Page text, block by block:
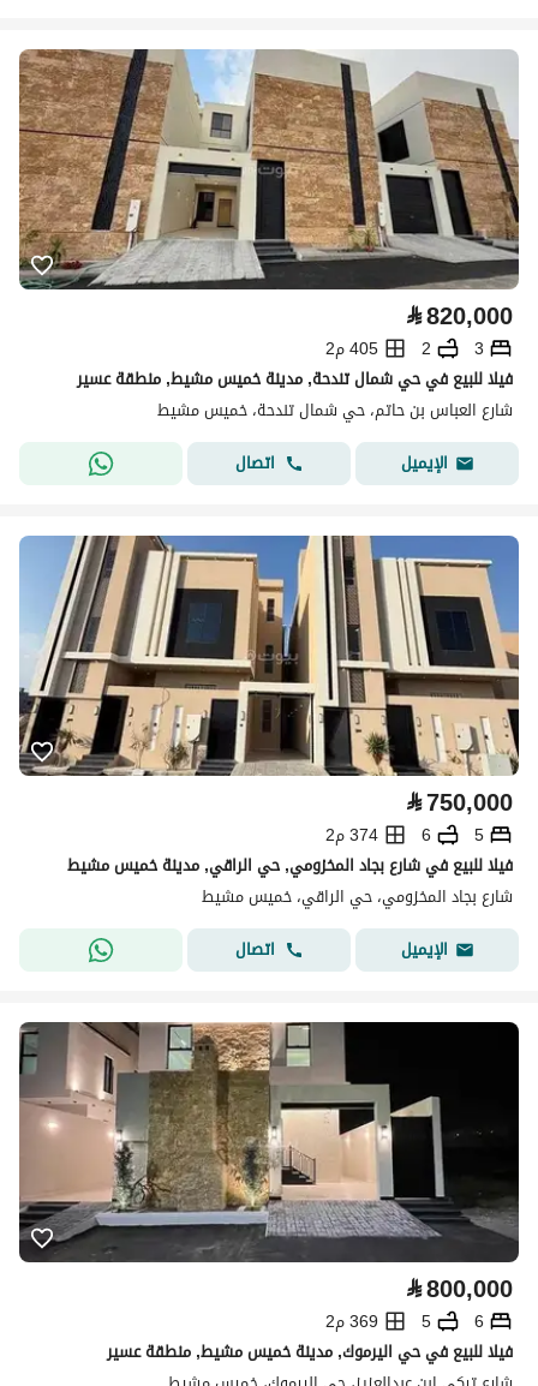
⃁820,000
3
2
405 م2
فيلا للبيع في حي شمال تندحة, مدينة خميس مشيط, منطقة عسير
شارع العباس بن حاتم، حي شمال تندحة، خميس مشيط
الإيميل
اتصال
⃁750,000
5
6
374 م2
فيلا للبيع في شارع بجاد المخزومي, حي الراقي, مدينة خميس مشيط
شارع بجاد المخزومي، حي الراقي، خميس مشيط
الإيميل
اتصال
⃁800,000
6
5
369 م2
فيلا للبيع في حي اليرموك, مدينة خميس مشيط, منطقة عسير